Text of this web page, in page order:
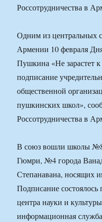
Россотрудничества в
Одним из центральных
Армении 10 февраля
Пушкина «Не зарастет
подписание
общественной
пушкинских школ»,
Россотрудничества в
В союз вошли школы
Гюмри, №4 города
Степанавана, носящих
Подписание
центра науки и
информационная